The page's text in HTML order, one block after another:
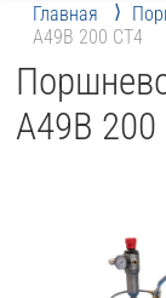
Главная
A49B 200 CT4
A49B 200